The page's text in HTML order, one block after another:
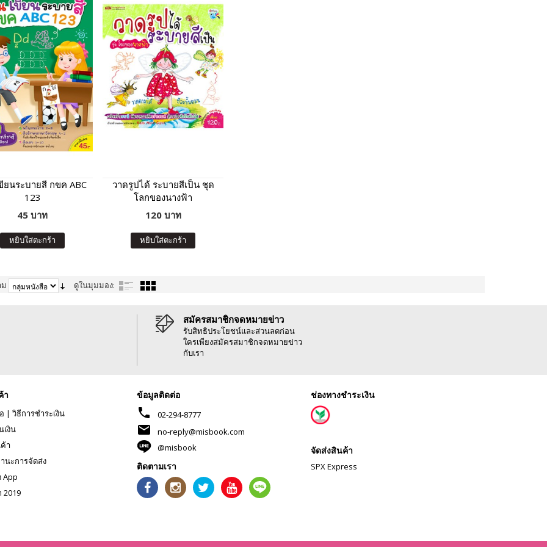
ยนระบายสี กขค ABC
123
45 บาท
หยิบใส่ตะกร้า
วาดรูปได้ ระบายสีเป็น ชุด
โลกของนางฟ้า
120 บาท
หยิบใส่ตะกร้า
ม ดูในมุมมอง:
สมัครสมาชิกจดหมายข่าว
รับสิทธิประโยชน์และส่วนลดก่อน
ใครเพียงสมัครสมาชิกจดหมายข่าว
กับเรา
า
| วิธีการชำระเงิน
เงิน
า
นะการจัดส่ง
App
2019
ข้อมูลติดต่อ
phone 02-294-8777
mail
no-reply@misbook.com
@misbook
ติดตามเรา
ช่องทางชำระเงิน
จัดส่งสินค้า
SPX Express